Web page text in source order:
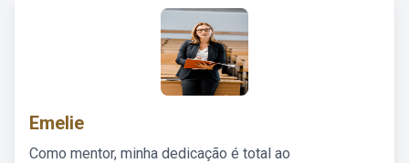
Emelie
Como mentor, minha dedicação é total ao